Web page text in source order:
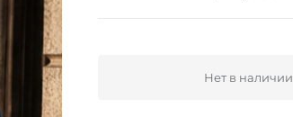
Нет в наличии